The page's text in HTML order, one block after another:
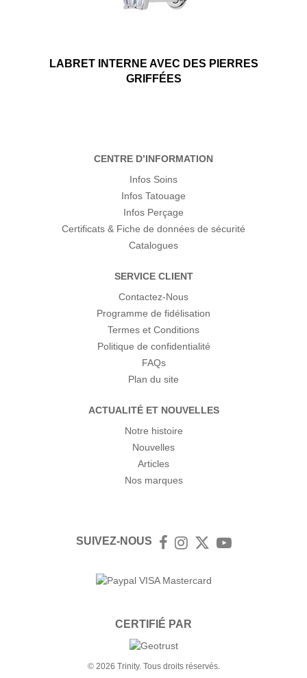
LABRET INTERNE AVEC DES PIERRES
GRIFFÉES
CENTRE D’INFORMATION
Infos Soins
Infos Tatouage
Infos Perçage
Certificats & Fiche de données de sécurité
Catalogues
SERVICE CLIENT
Contactez-Nous
Programme de fidélisation
Termes et Conditions
Politique de confidentialité
FAQs
Plan du site
ACTUALITÉ ET NOUVELLES
Notre histoire
Nouvelles
Articles
Nos marques
SUIVEZ-NOUS FacebookInstagram
TwitterYouTube
CERTIFIÉ PAR
© 2026 Trinity. Tous droits réservés.